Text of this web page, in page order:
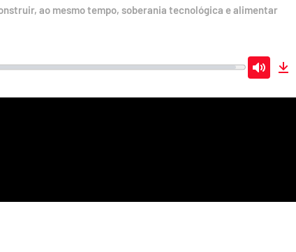
ao mesmo tempo, soberania tecnológica e alimentar
Mute